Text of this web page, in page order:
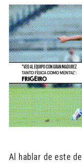
Al hablar de este